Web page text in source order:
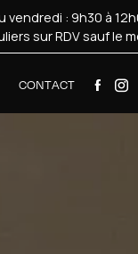
vendredi : 9h30 à
sur RDV sauf le
CONTACT